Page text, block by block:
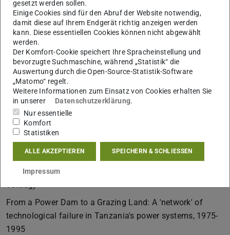
Margaret Schotte, York University Toronto (Online-Vortrag)
(Im)perfect humans, (im)perfect instruments: The
Challenges of Maritime Measurement
Montag, 20. November 2023
Julianne Nyhan, TU Darmstadt / Andrew Finn, University
College London
Multimodal oral history and technologies of transcription:
Narratives and case studies of failure, hesitation and
reticence
Montag, 27. November 2023
Emanuel Lukio, University of Dar es Salaam (Online-
Vortrag)
From a Power Dam to a Grazing Land: A 'network' of
technological failure in Tanzania's power systems, 1975-
1995
gesetzt werden sollen.
Einige Cookies sind für den Abruf der Website notwendig,
damit diese auf Ihrem Endgerät richtig anzeigen werden
kann. Diese essentiellen Cookies können nicht abgewählt
werden.
Der Komfort-Cookie speichert Ihre Spracheinstellung und
bevorzugte Suchmaschine, während „Statistik“ die
Auswertung durch die Open-Source-Statistik-Software
„Matomo“ regelt.
Weitere Informationen zum Einsatz von Cookies erhalten Sie
in unserer
Datenschutzerklärung.
Nur essentielle
Komfort
Statistiken
ALLE AKZEPTIEREN SPEICHERN & SCHLIESSEN
Impressum